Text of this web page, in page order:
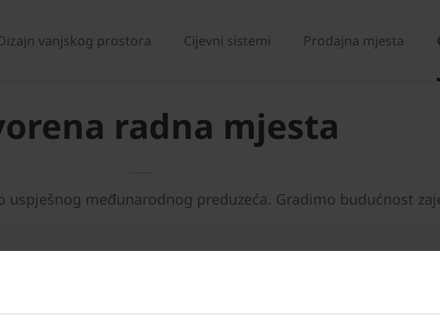
vanjskog prostora Cijevni sistemi Prodajna mjesta
radna mjesta
uspješnog međunarodnog preduzeća. Gradimo budućnost